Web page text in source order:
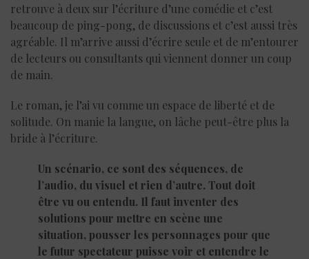
retrouve à deux sur l’écriture d’une comédie et c’est
beaucoup de ping-pong, de discussions et c’est aussi très
agréable. Il m’arrive aussi d’écrire seule et de m’entourer
de lecteurs ou consultants qui viennent donner un coup
de main.
Le roman, je l’ai vu comme un espace de liberté et de
solitude. On manie la langue, on lâche peut-être plus la
bride à l’écriture.
Un scénario, ce sont des séquences, de
l’audio, du visuel et rien d’autre. Tout doit
être vu ou entendu. Il faut inventer des
solutions pour mettre en scène une
situation, pousser les personnages pour que
le futur spectateur puisse voir et entendre le